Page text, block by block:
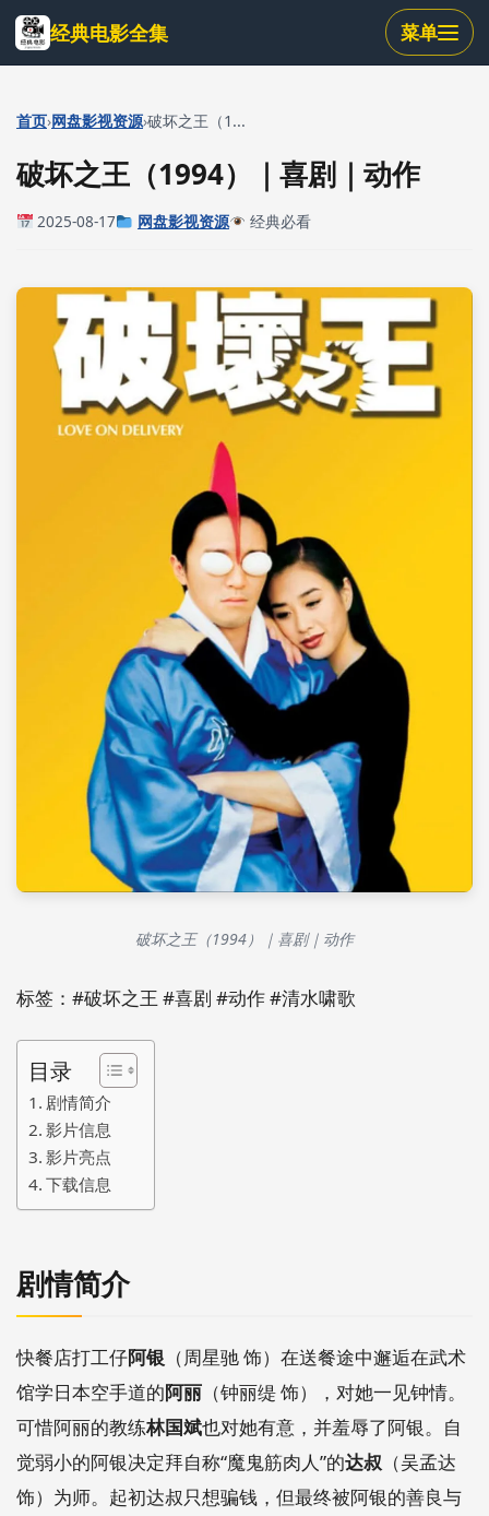
跳
到
主
内
经典电影全集 菜单
首页›网盘影视资源›破坏之王（1...
破坏之王（1994）｜喜剧｜动作
2025-08-17 网盘影视资源 经典必看
破坏之王（1994）｜喜剧｜动作
标签：#破坏之王 #喜剧 #动作 #清水啸歌
目录
剧情简介
影片信息
影片亮点
下载信息
剧情简介
快餐店打工仔阿银 （周星驰 饰）在送餐途中邂逅在武术
馆学日本空手道的阿丽 （钟丽缇 饰），对她一见钟情。
可惜阿丽的教练林国斌也对她有意，并羞辱了阿银。自
觉弱小的阿银决定拜自称“魔鬼筋肉人”的达叔 （吴孟达
饰）为师。起初达叔只想骗钱，但最终被阿银的善良与